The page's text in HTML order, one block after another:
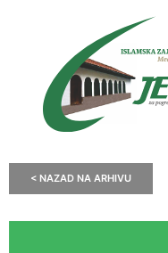
< NAZAD NA ARHIVU